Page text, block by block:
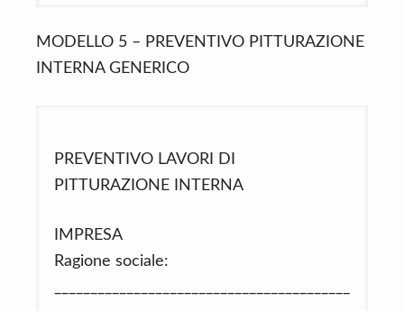
MODELLO 5 – PREVENTIVO PITTURAZIONE
INTERNA GENERICO
PREVENTIVO LAVORI DI
PITTURAZIONE INTERNA
IMPRESA
Ragione sociale: